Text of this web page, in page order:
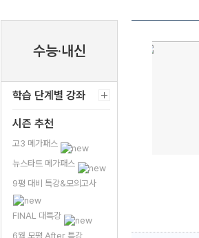
수능·내신
학습 단계별 강좌
시즌 추천
고3 메가패스
뉴스타트 메가패스
9평 대비 특강&모의고사
FINAL 대특강
6월 모평 After 특강